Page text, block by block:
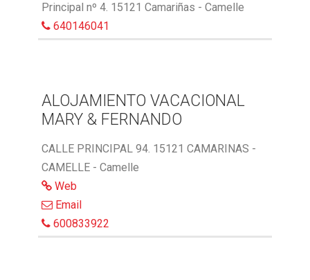
Principal nº 4. 15121 Camariñas - Camelle
640146041
ALOJAMIENTO VACACIONAL
MARY & FERNANDO
CALLE PRINCIPAL 94. 15121 CAMARINAS -
CAMELLE - Camelle
Web
Email
600833922